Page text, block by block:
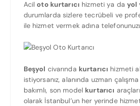
Aciloto kurtarıcı hizmeti ya dayol
durumlarda sizlere tecrübeli ve
ile hizmet vermek adına
Beşyol civarında kurtarıcı hizmeti
istiyorsanız, alanında uzman
bakımlı, son model kurtarıcı
olarak İstanbul’un her yerinde